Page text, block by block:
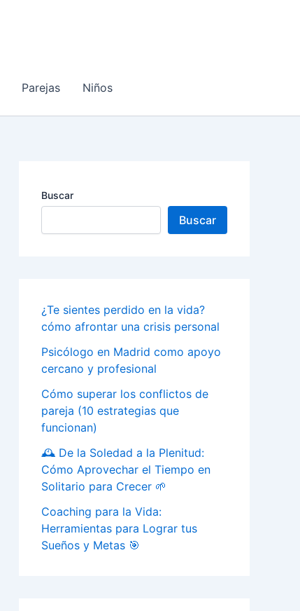
Parejas Niños
Buscar
Buscar
¿Te sientes perdido en la vida?
cómo afrontar una crisis personal
Psicólogo en Madrid como apoyo
cercano y profesional
Cómo superar los conflictos de
pareja (10 estrategias que
funcionan)
🕰️ De la Soledad a la Plenitud:
Cómo Aprovechar el Tiempo en
Solitario para Crecer 🌱
Coaching para la Vida:
Herramientas para Lograr tus
Sueños y Metas 🎯